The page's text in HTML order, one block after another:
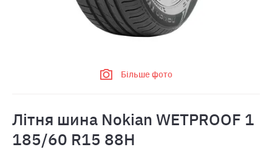
Більше фото
Літня шина Nokian WETPROOF 1
185/60 R15 88H